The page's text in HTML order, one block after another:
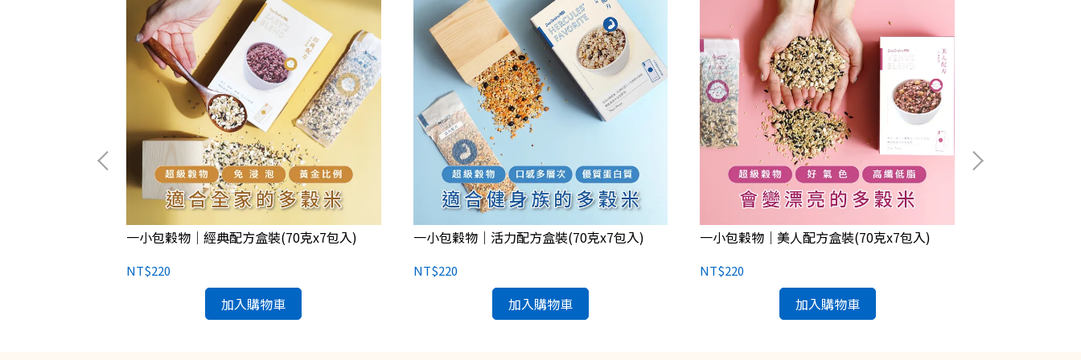
一小包穀物｜經典配方盒裝(70克x7包入)
NT$220
加入購物車
一小包穀物｜活力配方盒裝(70克x7包入)
NT$220
加入購物車
一小包穀物｜美人配方盒裝(70克x7包入)
NT$220
加入購物車